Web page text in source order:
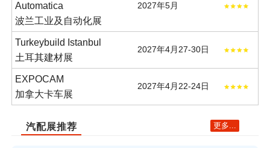
Automatica
波兰工业及自动化展
2027年5月
Turkeybuild Istanbul
土耳其建材展
2027年4月27-30日
EXPOCAM
加拿大卡车展
2027年4月22-24日
汽配展推荐 更多...